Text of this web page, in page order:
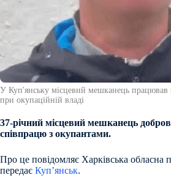
У Куп'янську місцевий мешканець працював
при окупаційній владі
37-річний місцевий мешканець
співпрацю з окупантами.
Про це повідомляє Харківська обласна
передає Куп’янськ.